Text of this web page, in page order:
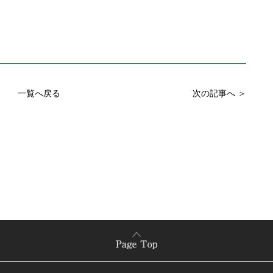
一覧へ戻る 次の記事へ ＞